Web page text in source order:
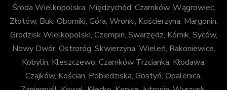
Środa Wielkopolska, Międzychód, Czarnków, Wągrowiec,
Złotów, Buk, Oborniki, Góra, Wronki, Kościerzyna, Margonin,
Grodzisk Wielkopolski, Czempin, Swarzędz, Kórnik, Syców,
Nowy Dwór, Ostroróg, Skwierzyna, Wieleń, Rakoniewice,
Kobylin, Kleszczewo, Czarnków Trzcianka, Kłodawa,
Czajków, Kościan, Pobiedziska, Gostyń, Opalenica,